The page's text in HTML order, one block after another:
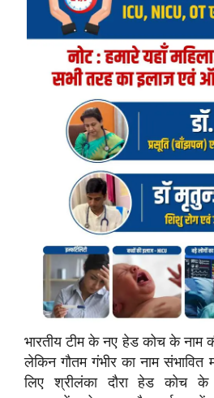
भारतीय टीम के नए हेड कोच के नाम
लेकिन गौतम गंभीर का नाम संभावित
लिए श्रीलंका दौरा हेड कोच